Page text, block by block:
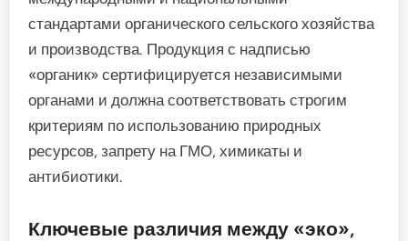
стандартами органического сельского хозяйства
и производства. Продукция с надписью
«органик» сертифицируется независимыми
органами и должна соответствовать строгим
критериям по использованию природных
ресурсов, запрету на ГМО, химикаты и
антибиотики.
Ключевые различия между «эко»,